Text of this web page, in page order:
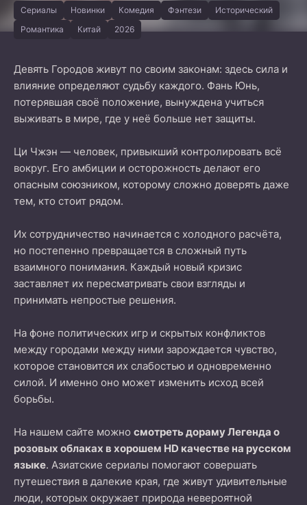
Сериалы
Новинки Комедия Фэнтези
Исторический
Романтика
Китай 2026
Девять Городов живут по своим законам: здесь сила и
влияние определяют судьбу каждого. Фань Юнь,
потерявшая своё положение, вынуждена учиться
выживать в мире, где у неё больше нет защиты.
Ци Чжэн — человек, привыкший контролировать всё
вокруг. Его амбиции и осторожность делают его
опасным союзником, которому сложно доверять даже
тем, кто стоит рядом.
Их сотрудничество начинается с холодного расчёта,
но постепенно превращается в сложный путь
взаимного понимания. Каждый новый кризис
заставляет их пересматривать свои взгляды и
принимать непростые решения.
На фоне политических игр и скрытых конфликтов
между городами между ними зарождается чувство,
которое становится их слабостью и одновременно
силой. И именно оно может изменить исход всей
борьбы.
На нашем сайте можно смотреть дораму Легенда о
розовых облаках в хорошем HD качестве на русском
языке. Азиатские сериалы помогают совершать
путешествия в далекие края, где живут удивительные
люди, которых окружает природа невероятной